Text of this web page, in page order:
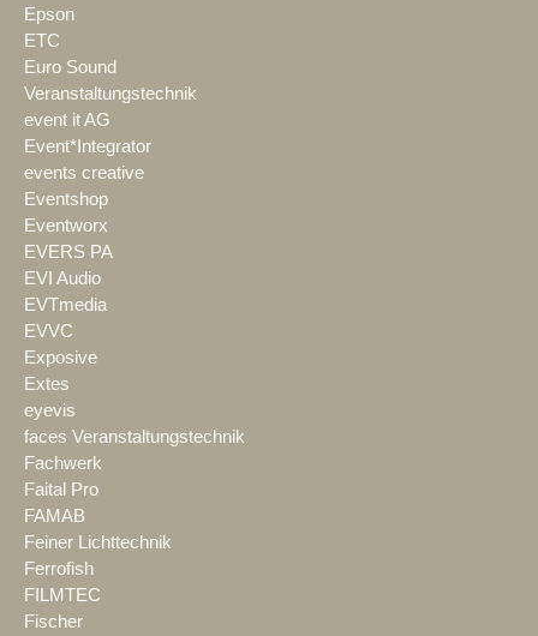
Epson
ETC
Euro Sound
Veranstaltungstechnik
event it AG
Event*Integrator
events creative
Eventshop
Eventworx
EVERS PA
EVI Audio
EVTmedia
EVVC
Exposive
Extes
eyevis
faces Veranstaltungstechnik
Fachwerk
Faital Pro
FAMAB
Feiner Lichttechnik
Ferrofish
FILMTEC
Fischer